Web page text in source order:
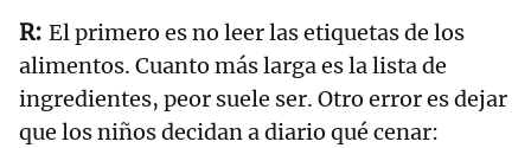
El primero es no leer las etiquetas de los
alimentos. Cuanto más larga es la lista de
ingredientes, peor suele ser. Otro error es dejar
que los niños decidan a diario qué cenar: